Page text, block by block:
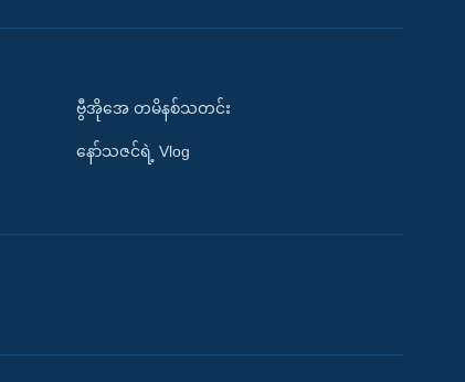
ဗွီအိုအေ တမိနစ်သတင်း
နော်သဇင်ရဲ့ Vlog